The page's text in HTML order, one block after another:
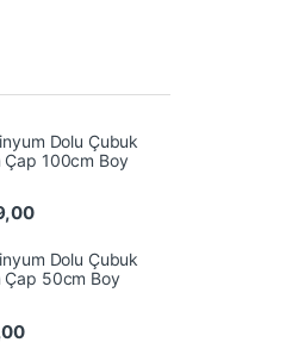
Dolu Çubuk
Çap 100cm Boy
Dolu Çubuk
Çap 50cm Boy